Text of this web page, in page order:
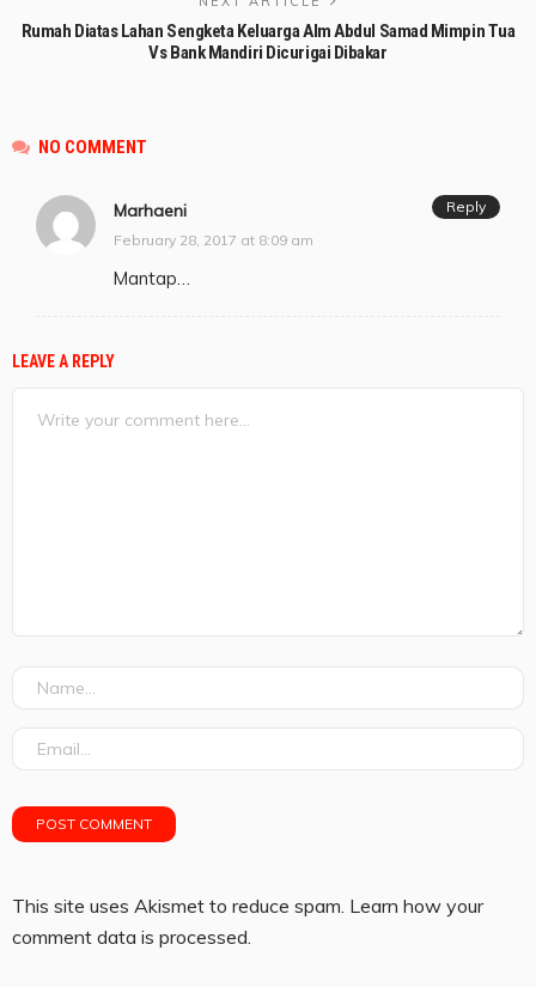
Rumah Diatas Lahan Sengketa Keluarga Alm Abdul Samad Mimpin Tua
Vs Bank Mandiri Dicurigai Dibakar
NO COMMENT
Marhaeni
February 28, 2017 at 8:09 am
Mantap…
Reply
LEAVE A REPLY
This site uses Akismet to reduce spam. Learn how your
comment data is processed.